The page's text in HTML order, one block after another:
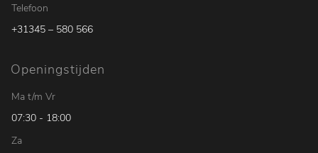
Telefoon
+31345 – 580 566
Openingstijden
Ma t/m Vr
07:30 - 18:00
Za